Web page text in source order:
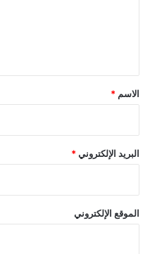
*
الاسم *
البريد الإلكتروني *
الموقع الإلكتروني